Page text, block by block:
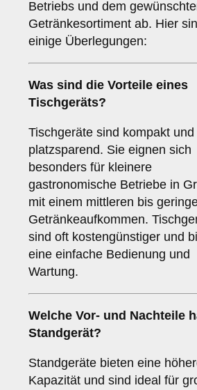
Betriebs und dem
Getränkesortiment ab. Hier
einige Überlegungen:
Was sind die Vorteile eines
Tischgeräts?
Tischgeräte sind kompakt und
platzsparend. Sie eignen sich
besonders für kleinere
gastronomische Betriebe in
mit einem mittleren bis
Getränkeaufkommen.
sind oft kostengünstiger und
eine einfache Bedienung und
Wartung.
Welche Vor- und Nachteile
Standgerät?
Standgeräte bieten eine
Kapazität und sind ideal für